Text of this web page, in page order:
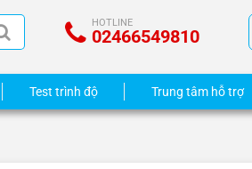
HOTLINE
02466549810
Test trình độ Trung tâm hỗ trợ